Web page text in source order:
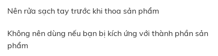
Nên rửa sạch tay trước khi thoa sản phẩm
Không nên dùng nếu bạn bị kích ứng với thành phần sản
phẩm